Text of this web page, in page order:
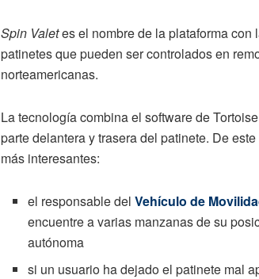
Spin Valetes el nombre de la plataforma con
patinetes que pueden ser controlados en
norteamericanas.
La tecnología combina el software de
parte delantera y trasera del patinete. De
más interesantes:
el responsable delVehículo de
encuentre a varias manzanas de su
autónoma
si un usuario ha dejado el patinete mal